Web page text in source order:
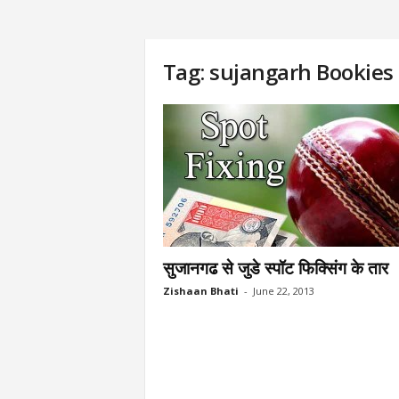
Tag: sujangarh Bookies
सुजानगढ से जुडे स्पॉट फिक्सिंग के तार
Zishaan Bhati - June 22, 2013